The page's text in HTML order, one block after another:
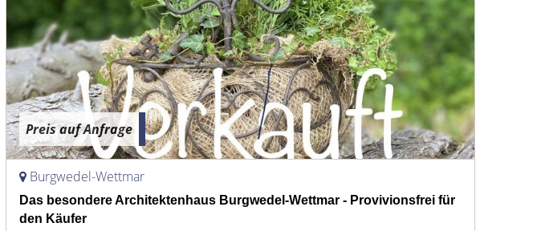
Preis auf Anfrage
Burgwedel-Wettmar
Das besondere Architektenhaus Burgwedel-Wettmar - Provivionsfrei für
den Käufer